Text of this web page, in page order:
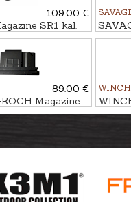
109.00 €
SR1 kal.
rounds
MAG
89.00 €
Magazine
.308Win., 5